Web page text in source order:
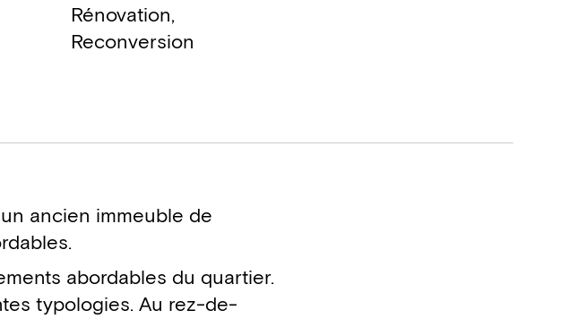
Rénovation,
Reconversion
ancien immeuble de
abordables du quartier.
typologies. Au rez-de-